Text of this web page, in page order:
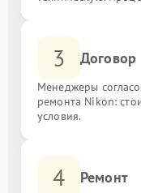
3 Договор
Менеджеры
ремонта Nikon:
условия.
4 Ремонт